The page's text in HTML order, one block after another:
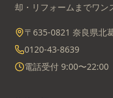
却・リフォームまでワン
〒635-0821 奈良県北
0120-43-8639
電話受付 9:00〜22:00